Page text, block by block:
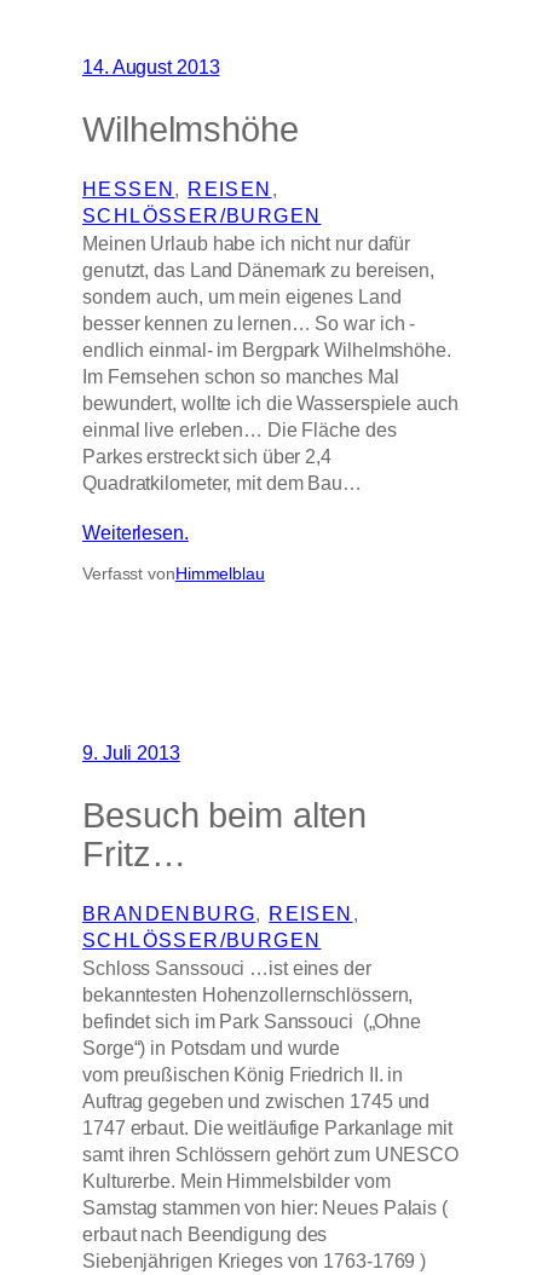
14. August 2013
Wilhelmshöhe
HESSEN , REISEN
SCHLÖSSER/BURGEN
Meinen Urlaub habe ich nicht nur dafür
genutzt, das Land Dänemark zu bereisen,
sondern auch, um mein eigenes Land
besser kennen zu lernen… So war ich -
endlich einmal- im Bergpark Wilhelmshöhe.
Im Fernsehen schon so manches Mal
bewundert, wollte ich die Wasserspiele auch
einmal live erleben… Die Fläche des
Parkes erstreckt sich über 2,4
Quadratkilometer, mit dem Bau…
Weiterlesen.
Verfasst vonHimmelblau
9. Juli 2013
Besuch beim alten
Fritz…
BRANDENBURG, REISEN
SCHLÖSSER/BURGEN
Schloss Sanssouci …ist eines der
bekanntesten Hohenzollernschlössern,
befindet sich im Park Sanssouci („Ohne
Sorge“) in Potsdam und wurde
vom preußischen König Friedrich II. in
Auftrag gegeben und zwischen 1745 und
1747 erbaut. Die weitläufige Parkanlage mit
samt ihren Schlössern gehört zum UNESCO
Kulturerbe. Mein Himmelsbilder vom
Samstag stammen von hier: Neues Palais (
erbaut nach Beendigung des
Siebenjährigen Krieges von 1763-1769 )